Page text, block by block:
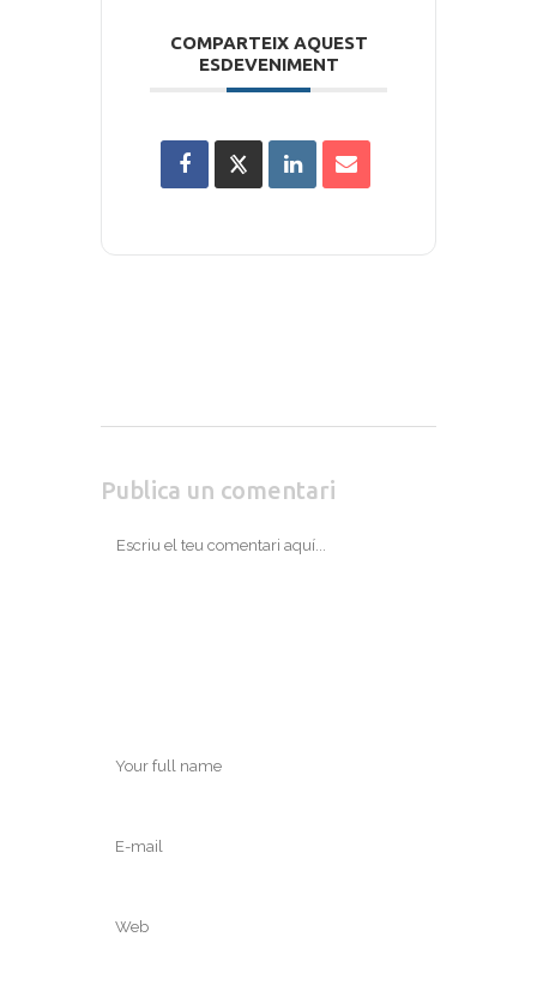
COMPARTEIX AQUEST
ESDEVENIMENT
Publica un comentari